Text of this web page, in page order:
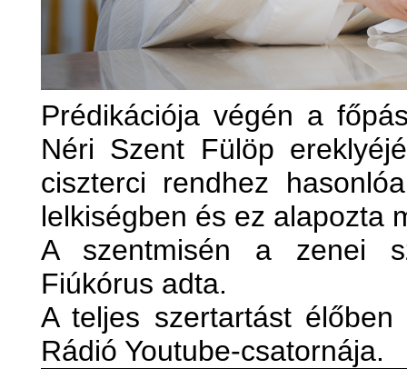
Prédikációja végén a
Néri Szent Fülöp
ciszterci rendhez
lelkiségben és ez alapozta
A szentmisén a zenei
Fiúkórus adta.
A teljes szertartást
Rádió Youtube-csatornája.